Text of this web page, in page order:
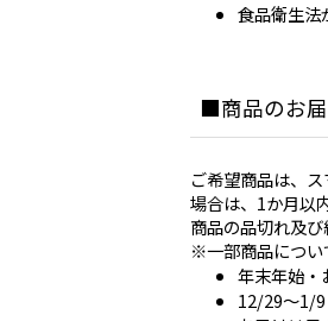
食品衛生法
商品のお
ご希望商品は、
場合は、1か月以
商品の品切れ及
※一部商品につい
年末年始・
12/29～1/9